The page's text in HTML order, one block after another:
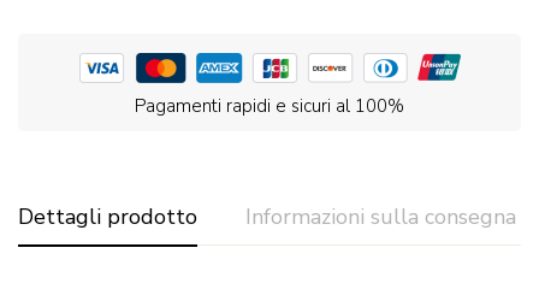
Pagamenti rapidi e sicuri al 100%
Dettagli prodotto Informazioni sulla consegna